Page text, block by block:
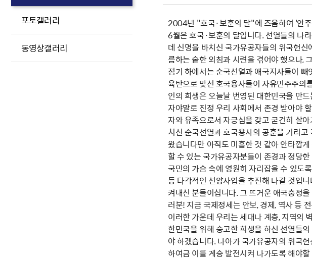
포토갤러리
동영상갤러리
2004년 "호국·보훈의 달"에 즈음하여 '안
6월은 호국·보훈의 달입니다. 선열들의 나
데 신명을 바치신 국가유공자들의 위국헌
름하는 숱한 외침과 시련을 겪어야 했으나,
점기 하에서는 순국선열과 애국지사들이
육탄으로 맞선 호국용사들이 자유민주주의
인의 희생은 오늘날 번영된 대한민국을 만
자야말로 진정 우리 사회에서 존경 받아야
자와 유족으로서 자긍심을 갖고 굳건히 살
치신 순국선열과 호국용사의 공훈을 기리
왔습니다만 아직도 미흡한 것 같아 안타깝
할 수 있는 국가유공자분들이 존경과 정당
국민의 가슴 속에 영원히 자리잡을 수 있도
등 다각적인 선양사업을 추진해 나갈 것입
켜내신 분들이십니다. 그 뜨거운 애국충정
러분! 지금 국제정세는 안보, 경제, 역사 등
이러한 가운데 우리는 세대나 계층, 지역의
한민국을 위해 숭고한 희생을 하신 선열들
야 하겠습니다. 나아가 국가유공자의 위국
하여금 이를 계승 발전시켜 나가도록 해야